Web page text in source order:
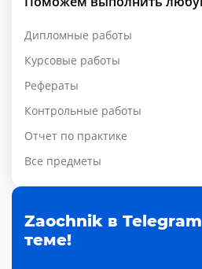
Дипломные работы
Курсовые работы
Рефераты
Контрольные работы
Отчет по практике
Все предметы
Zaochnik в
теме!